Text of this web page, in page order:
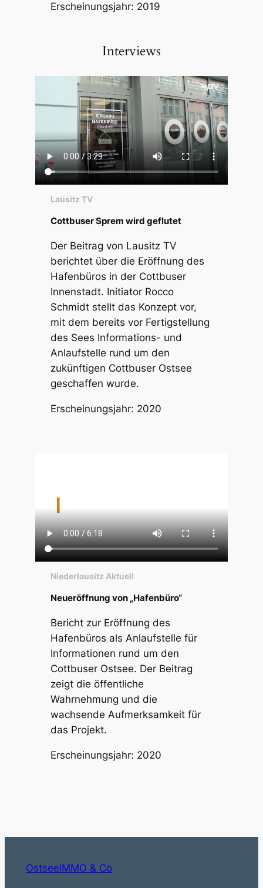
Erscheinungsjahr: 2019
Interviews
Lausitz TV
Cottbuser Sprem wird geflutet
Der Beitrag von Lausitz TV
berichtet über die Eröffnung des
Hafenbüros in der Cottbuser
Innenstadt. Initiator Rocco
Schmidt stellt das Konzept vor,
mit dem bereits vor Fertigstellung
des Sees Informations- und
Anlaufstelle rund um den
zukünftigen Cottbuser Ostsee
geschaffen wurde.
Erscheinungsjahr: 2020
Niederlausitz Aktuell
Neueröffnung von „Hafenbüro“
Bericht zur Eröffnung des
Hafenbüros als Anlaufstelle für
Informationen rund um den
Cottbuser Ostsee. Der Beitrag
zeigt die öffentliche
Wahrnehmung und die
wachsende Aufmerksamkeit für
das Projekt.
Erscheinungsjahr: 2020
OstseeIMMO & Co